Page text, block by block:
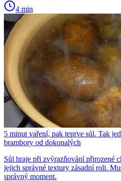
4 min
5 minut vaření, pak teprve sůl. Tak
brambory od dokonalých
Sůl hraje při zvýrazňování přirozené
jejich správné textury zásadní roli.
správný moment.